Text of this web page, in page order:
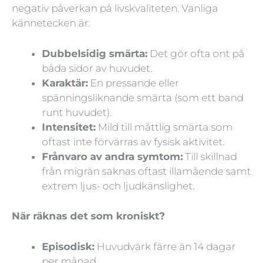
negativ påverkan på livskvaliteten. Vanliga
kännetecken är:
Dubbelsidig smärta: Det gör ofta ont på
båda sidor av huvudet.
Karaktär: En pressande eller
spänningsliknande smärta (som ett band
runt huvudet).
Intensitet: Mild till måttlig smärta som
oftast inte förvärras av fysisk aktivitet.
Frånvaro av andra symtom: Till skillnad
från migrän saknas oftast illamående samt
extrem ljus- och ljudkänslighet.
När räknas det som kroniskt?
Episodisk: Huvudvärk färre än 14 dagar